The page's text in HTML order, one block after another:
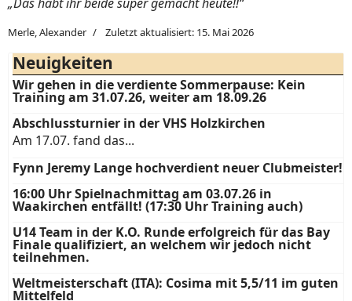
Merle, Alexander Zuletzt aktualisiert: 15. Mai 2026
Neuigkeiten
Wir gehen in die verdiente Sommerpause: Kein
Training am 31.07.26, weiter am 18.09.26
Abschlussturnier in der VHS Holzkirchen
Am 17.07. fand das...
Fynn Jeremy Lange hochverdient neuer Clubmeister!
16:00 Uhr Spielnachmittag am 03.07.26 in
Waakirchen entfällt! (17:30 Uhr Training auch)
U14 Team in der K.O. Runde erfolgreich für das Bay
Finale qualifiziert, an welchem wir jedoch nicht
teilnehmen.
Weltmeisterschaft (ITA): Cosima mit 5,5/11 im guten
Mittelfeld